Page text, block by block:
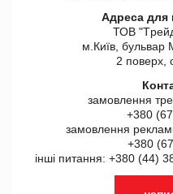
Адреса для
ТОВ
м.Київ, бульвар
2 поверх,
замовлення
+380
замовлення
+380
інші питання: +380 (44)